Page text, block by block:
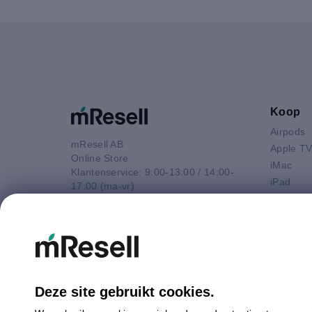
mResell AB
Online Store
Klantenservice: 9:00-13:00 / 14:00-
17:00 (ma-vr)
contact@mresell.nl
Koop
Airpods
Apple TV
iMac
iPad
Deze site gebruikt cookies.